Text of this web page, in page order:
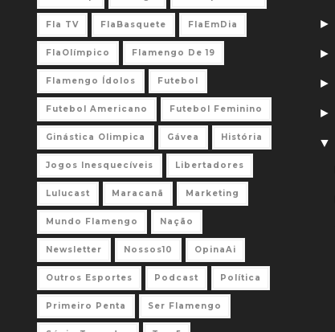
Fla TV FlaBasquete FlaEmDia
FlaOlímpico Flamengo De 19
Flamengo Ídolos Futebol
Futebol Americano Futebol Feminino
Ginástica Olimpica Gávea História
Jogos Inesquecíveis Libertadores
Lulucast Maracanã Marketing
Mundo Flamengo Nação
Newsletter Nossos10 OpinaAi
Outros Esportes Podcast Política
Primeiro Penta Ser Flamengo
►
►
►
►
▼